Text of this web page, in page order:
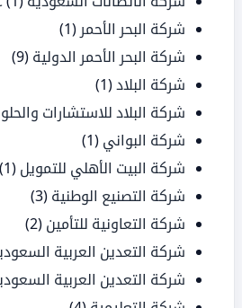
شركة البحر الأحمر (1)
شركة البحر الأحمر الدولية (9)
شركة البلاد(1)
شركة البلاد للاستشارات
شركة البواني (1)
شركة البيت الأهلي للتمويل (1)
شركة التصنيع الوطنية (3)
شركة التعاونية للتأمين (2)
شركة التعدين العربية
شركة التعدين العربية